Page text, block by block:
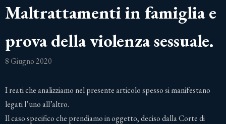
Maltrattamenti in famiglia e
prova della violenza sessuale.
8 Giugno 2020
I reati che analizziamo nel presente articolo spesso si manifestano
legati l’uno all’altro.
Il caso specifico che prendiamo in oggetto, deciso dalla Corte di